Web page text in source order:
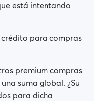
/ ApplePay /
case of Apple
está intentando
para compras
premium compras
suma global. ¿Su
para dicha